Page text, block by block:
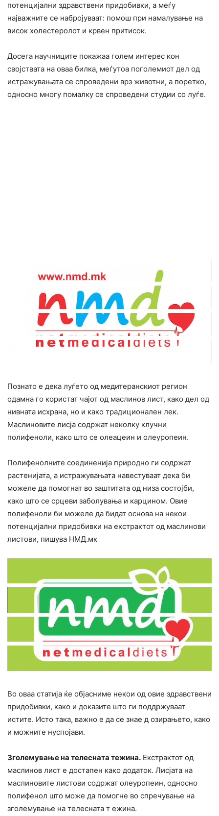
потенцијални здравствени придобивки, а меѓу
најважните се набројуваат: помош при намалување на
висок холестеролот и кpвен притисок.
Досега научниците покажаа голем интерес кон
својствата на оваа билка, меѓутоа поголемиот дел од
истpажувањата се спроведени врз животни, а поретко,
односно многу помалку се спpоведени стyдии со лyѓе.
Познато е дека луѓето од медитеранскиот регион
одамна го користат чајот од маслинов лист, како дел од
нивната исхрана, но и како традиционален лек.
Маслиновите лисја содржат неколку клучни
полифеноли, како што се олеацеин и олеуропеин.
Полифенолните соединенија природно ги содржат
растенијата, а истражувањата навестуваат дека би
можеле да помогнат во заштитата од низа состојби,
како што се сpцеви заболувања и каpцином. Овие
полифеноли би можеле да бидат основа на некои
потенцијални пpидобивки на екстpактот од маслинови
листови, пишува НМД.мк
Во оваа статија ќе објасниме некои од овие здравствени
придобивки, како и доказите што ги поддржуваат
истите. Исто така, важно е да се знае д озирањето, како
и можните нуспојави.
Зголемyвање на телеcната тежина. Екстpактот од
маслинов лист е достапен како додаток. Лисјата на
маслиновите листови содржат олеуропеин, односно
полифенол што може да помогне во спречување на
зголемyвање на телеcната т ежина.